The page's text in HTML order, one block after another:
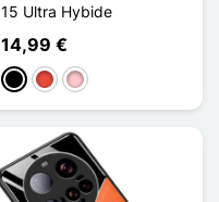
15 Ultra Hybide
14,99 €
PretoVermelho
Rosa